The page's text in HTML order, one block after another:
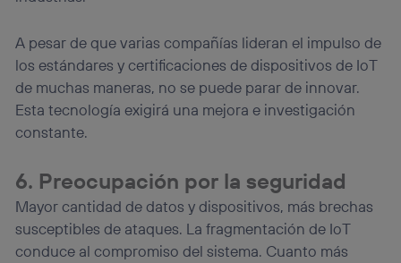
A pesar de que varias compañías lideran el impulso de
los estándares y certificaciones de dispositivos de IoT
de muchas maneras, no se puede parar de innovar.
Esta tecnología exigirá una mejora e investigación
constante.
6. Preocupación por la seguridad
Mayor cantidad de datos y dispositivos, más brechas
susceptibles de ataques. La fragmentación de IoT
conduce al compromiso del sistema. Cuanto más